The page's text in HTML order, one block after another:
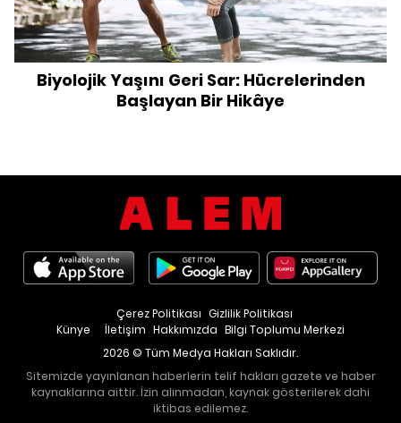
Biyolojik Yaşını Geri Sar: Hücrelerinden
Başlayan Bir Hikâye
Künye İletişim Hakkımızda Bilgi Toplumu Merkezi
Çerez Politikası Gizlilik Politikası
2026 © Tüm Medya Hakları Saklıdır.
Sitemizde yayınlanan haberlerin telif hakları gazete ve haber
kaynaklarına aittir. İzin alınmadan, kaynak gösterilerek dahi
iktibas edilemez.